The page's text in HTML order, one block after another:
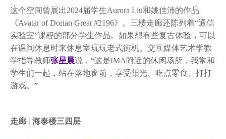
这个空间曾展出2024届学生Aurora Liu和姚佳沛的作品
《Avatar of Dorian Great #2196》。三楼走廊还陈列着“通信
实验室”课程的部分学生作品。如果想有些复古体验，可以
在课间休息时来休息室玩玩老式街机。交互媒体艺术学教
学指导教师张星晨说，“这是IMA附近的休闲场所，我常和
学生们一起，站在落地窗前，享受阳光、吃点零食、打打
游戏。”
走廊 | 海泰楼三四层